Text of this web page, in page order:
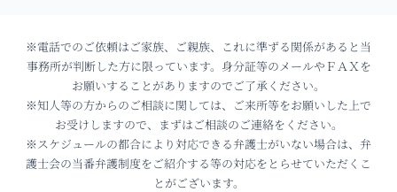
※電話でのご依頼はご家族、ご親族、これに準ずる関係があると当
事務所が判断した方に限っています。身分証等のメールやＦＡＸを
お願いすることがありますのでご了承ください。
※知人等の方からのご相談に関しては、ご来所等をお願いした上で
お受けしますので、まずはご相談のご連絡をください。
※スケジュールの都合により対応できる弁護士がいない場合は、弁
護士会の当番弁護制度をご紹介する等の対応をとらせていただくこ
とがございます。